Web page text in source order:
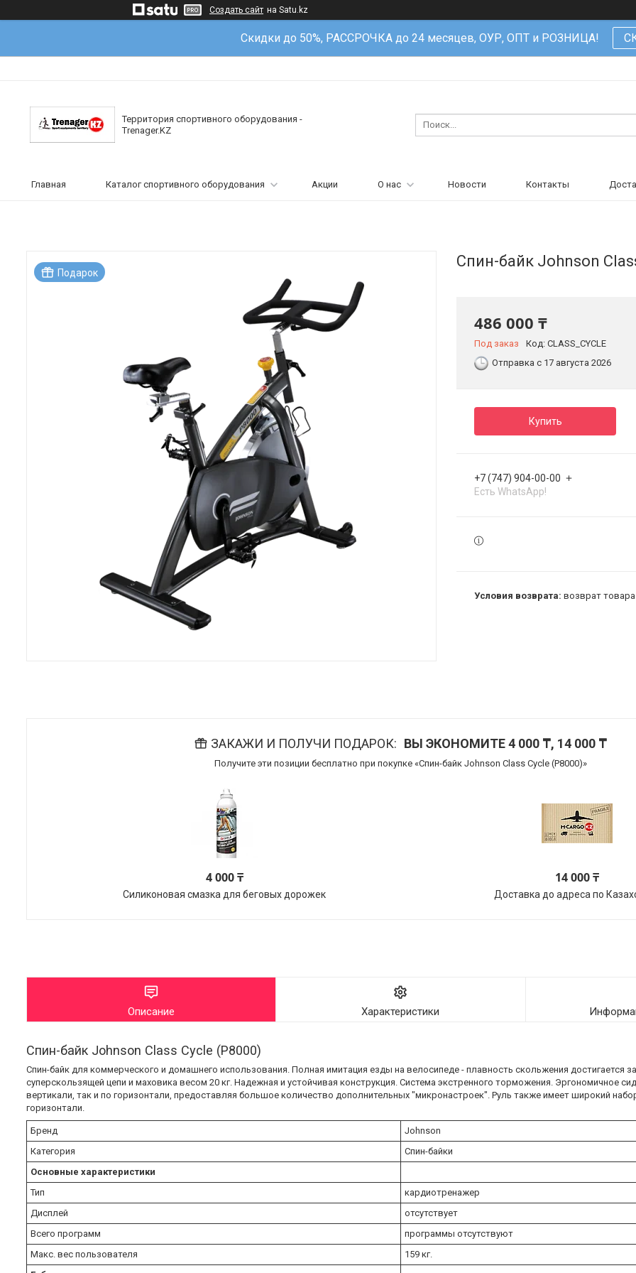
Создать сайт на Satu.kz
Скидки до 50%, РАССРОЧКА до 24 месяцев, ОУР, ОПТ и РОЗНИЦА!
Территория спортивного оборудования -
Trenager.KZ
Главная Каталог спортивного оборудования Акции О нас Новости Контакты
Подарок
Спин-байк Johnson
486 000 ₸
Под заказ Код: CLASS_CYCLE
Отправка с 17 августа 2026
Купить
+7 (747) 904-00-00
Есть WhatsApp!
возврат товара
ЗАКАЖИ И ПОЛУЧИ ПОДАРОК ВЫ ЭКОНОМИТЕ 4 000 ₸, 14 000 ₸
Получите эти позиции бесплатно при покупке «Спин-байк Johnson Class Cycle (P8000)»
4 000 ₸
Силиконовая смазка для беговых дорожек
14 000 ₸
Доставка до адреса по
Описание Характеристики
Спин-байк Johnson Class Cycle (P8000)
Спин-байк для коммерческого и домашнего использования. Полная имитация езды на велосипеде - плавность скольжения достигается
суперскользящей цепи и маховика весом 20 кг. Надежная и устойчивая конструкция. Система экстренного торможения. Эргономичное
вертикали, так и по горизонтали, предоставляя большое количество дополнительных "микронастроек". Руль также имеет широкий
горизонтали.
Бренд
Johnson
Категория
Спин-байки
Основные характеристики
Тип
кардиотренажер
Дисплей
отсутствует
Всего программ
программы отсутствуют
Макс. вес пользователя
159 кг.